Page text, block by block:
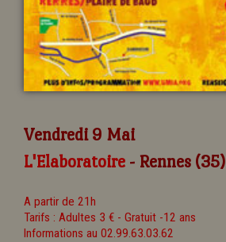
Vendredi 9 Mai
L'Elaboratoire - Rennes (35)
A partir de 21h
Tarifs : Adultes 3 € - Gratuit -12 ans
Informations au 02.99.63.03.62